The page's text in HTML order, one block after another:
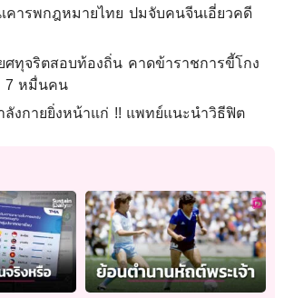
คารพกฎหมายไทย ปมจับคนจีนเอี่ยวคดี
ยศทุจริตสอบท้องถิ่น คาดข้าราชการขี้โกง
7 หมื่นคน
ลังกายยิ่งหน้าแก่ !! แพทย์แนะนำวิธีฟิต